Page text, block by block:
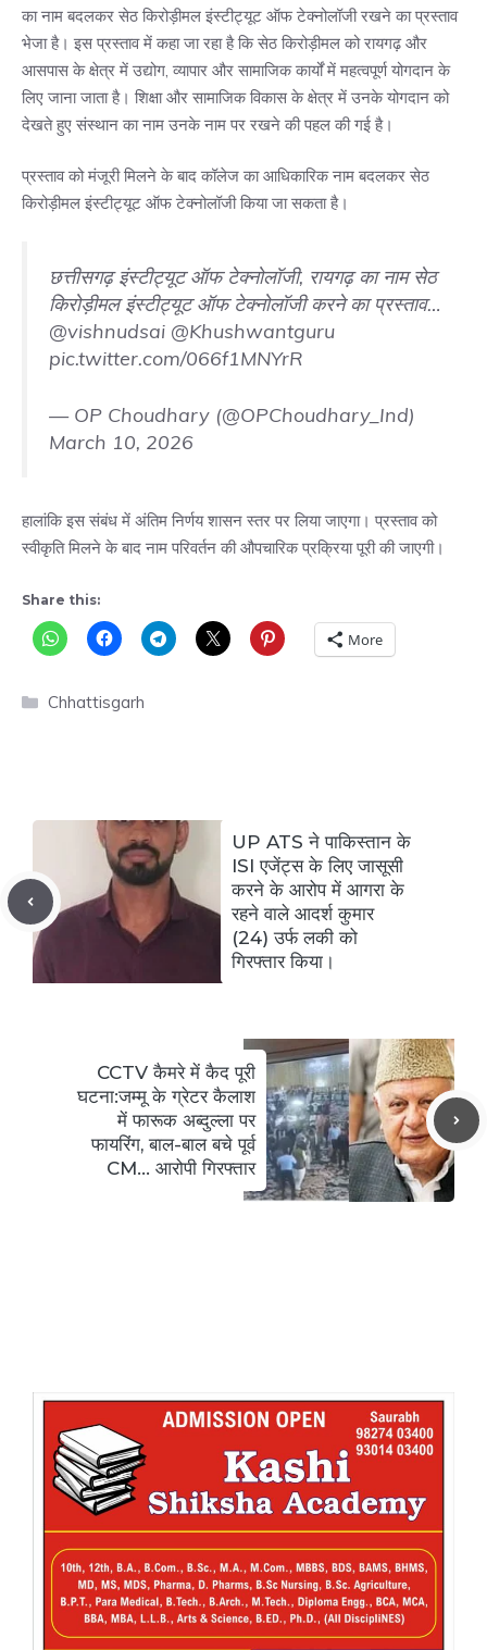
का नाम बदलकर सेठ किरोड़ीमल इंस्टीट्यूट ऑफ टेक्नोलॉजी रखने का प्रस्ताव
भेजा है। इस प्रस्ताव में कहा जा रहा है कि सेठ किरोड़ीमल को रायगढ़ और
आसपास के क्षेत्र में उद्योग, व्यापार और सामाजिक कार्यों में महत्वपूर्ण योगदान के
लिए जाना जाता है। शिक्षा और सामाजिक विकास के क्षेत्र में उनके योगदान को
देखते हुए संस्थान का नाम उनके नाम पर रखने की पहल की गई है।
प्रस्ताव को मंजूरी मिलने के बाद कॉलेज का आधिकारिक नाम बदलकर सेठ
किरोड़ीमल इंस्टीट्यूट ऑफ टेक्नोलॉजी किया जा सकता है।
छत्तीसगढ़ इंस्टीट्यूट ऑफ टेक्नोलॉजी, रायगढ़ का नाम सेठ
किरोड़ीमल इंस्टीट्यूट ऑफ टेक्नोलॉजी करने का प्रस्ताव…
@vishnudsai @Khushwantguru
pic.twitter.com/066f1MNYrR
— OP Choudhary (@OPChoudhary_Ind)
March 10, 2026
हालांकि इस संबंध में अंतिम निर्णय शासन स्तर पर लिया जाएगा। प्रस्ताव को
स्वीकृति मिलने के बाद नाम परिवर्तन की औपचारिक प्रक्रिया पूरी की जाएगी।
Share this:
More
Categories
Chhattisgarh
UP ATS ने पाकिस्तान के
ISI एजेंट्स के लिए जासूसी
करने के आरोप में आगरा के
रहने वाले आदर्श कुमार
(24) उर्फ ​​लकी को
गिरफ्तार किया।
CCTV कैमरे में कैद पूरी
घटना:जम्मू के ग्रेटर कैलाश
में फारूक अब्दुल्ला पर
फायरिंग, बाल-बाल बचे पूर्व
CM… आरोपी गिरफ्तार